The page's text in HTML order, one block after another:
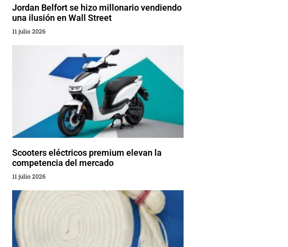
Jordan Belfort se hizo millonario vendiendo
una ilusión en Wall Street
11 julio 2026
Scooters eléctricos premium elevan la
competencia del mercado
11 julio 2026